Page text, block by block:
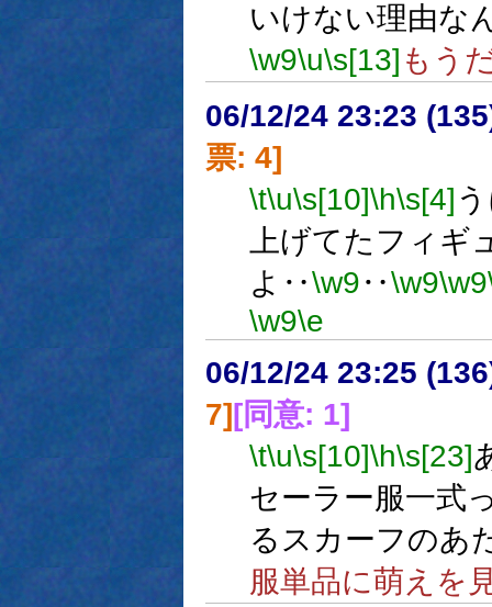
いけない理由な
\w9\u\s[13] もう
06/12/24 23:23
票: 4]
\t\u\s[10]\h\s[4]
上げてたフィギ
よ‥\w9‥\w9\w9
\w9\e
06/12/24 23:25
7][同意: 1]
\t\u\s[10]\h\s[23]
セーラー服一
るスカーフのあ
服単品に萌えを